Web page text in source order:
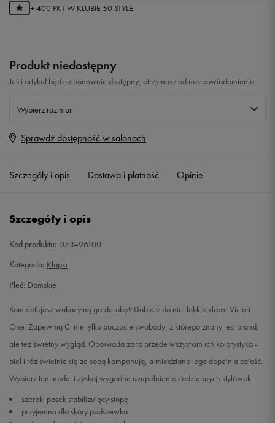
+ 400 PKT W KLUBIE 50 STYLE
Produkt niedostępny
Jeśli artykuł będzie ponownie dostępny, otrzymasz od nas powiadomienie.
Wybierz rozmiar
Rozmiary EU
36,5
40,5 26 cm
Sprawdź dostępność w salonach
Szczegóły i opis Dostawa i płatność Opinie
Szczegóły i opis
Kod produktu: DZ3496100
Kategoria: Klapki
Płeć: Damskie
Kompletujesz wakacyjną garderobę? Dobierz do niej lekkie klapki Victori
One. Zapewnią Ci nie tylko poczucie swobody, z którego znany jest brand,
ale też świetny wygląd. Opowiada za to przede wszystkim ich kolorystyka -
biel i róż świetnie się ze sobą komponują, a miedziane logo dopełnia całość.
Wybierz ten model i zyskaj wygodne uzupełnienie codziennych stylówek.
szeroki pasek stabilizujący stopę
przyjemna dla skóry podszewka